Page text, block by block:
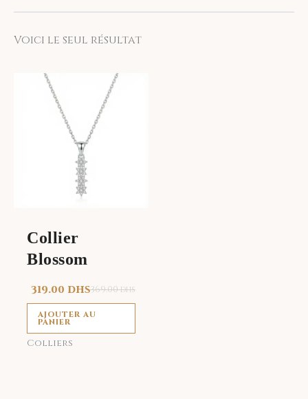
Voici le seul résultat
Collier
Blossom
369.00DHS
319.00 DHS
AJOUTER AU
PANIER
Colliers